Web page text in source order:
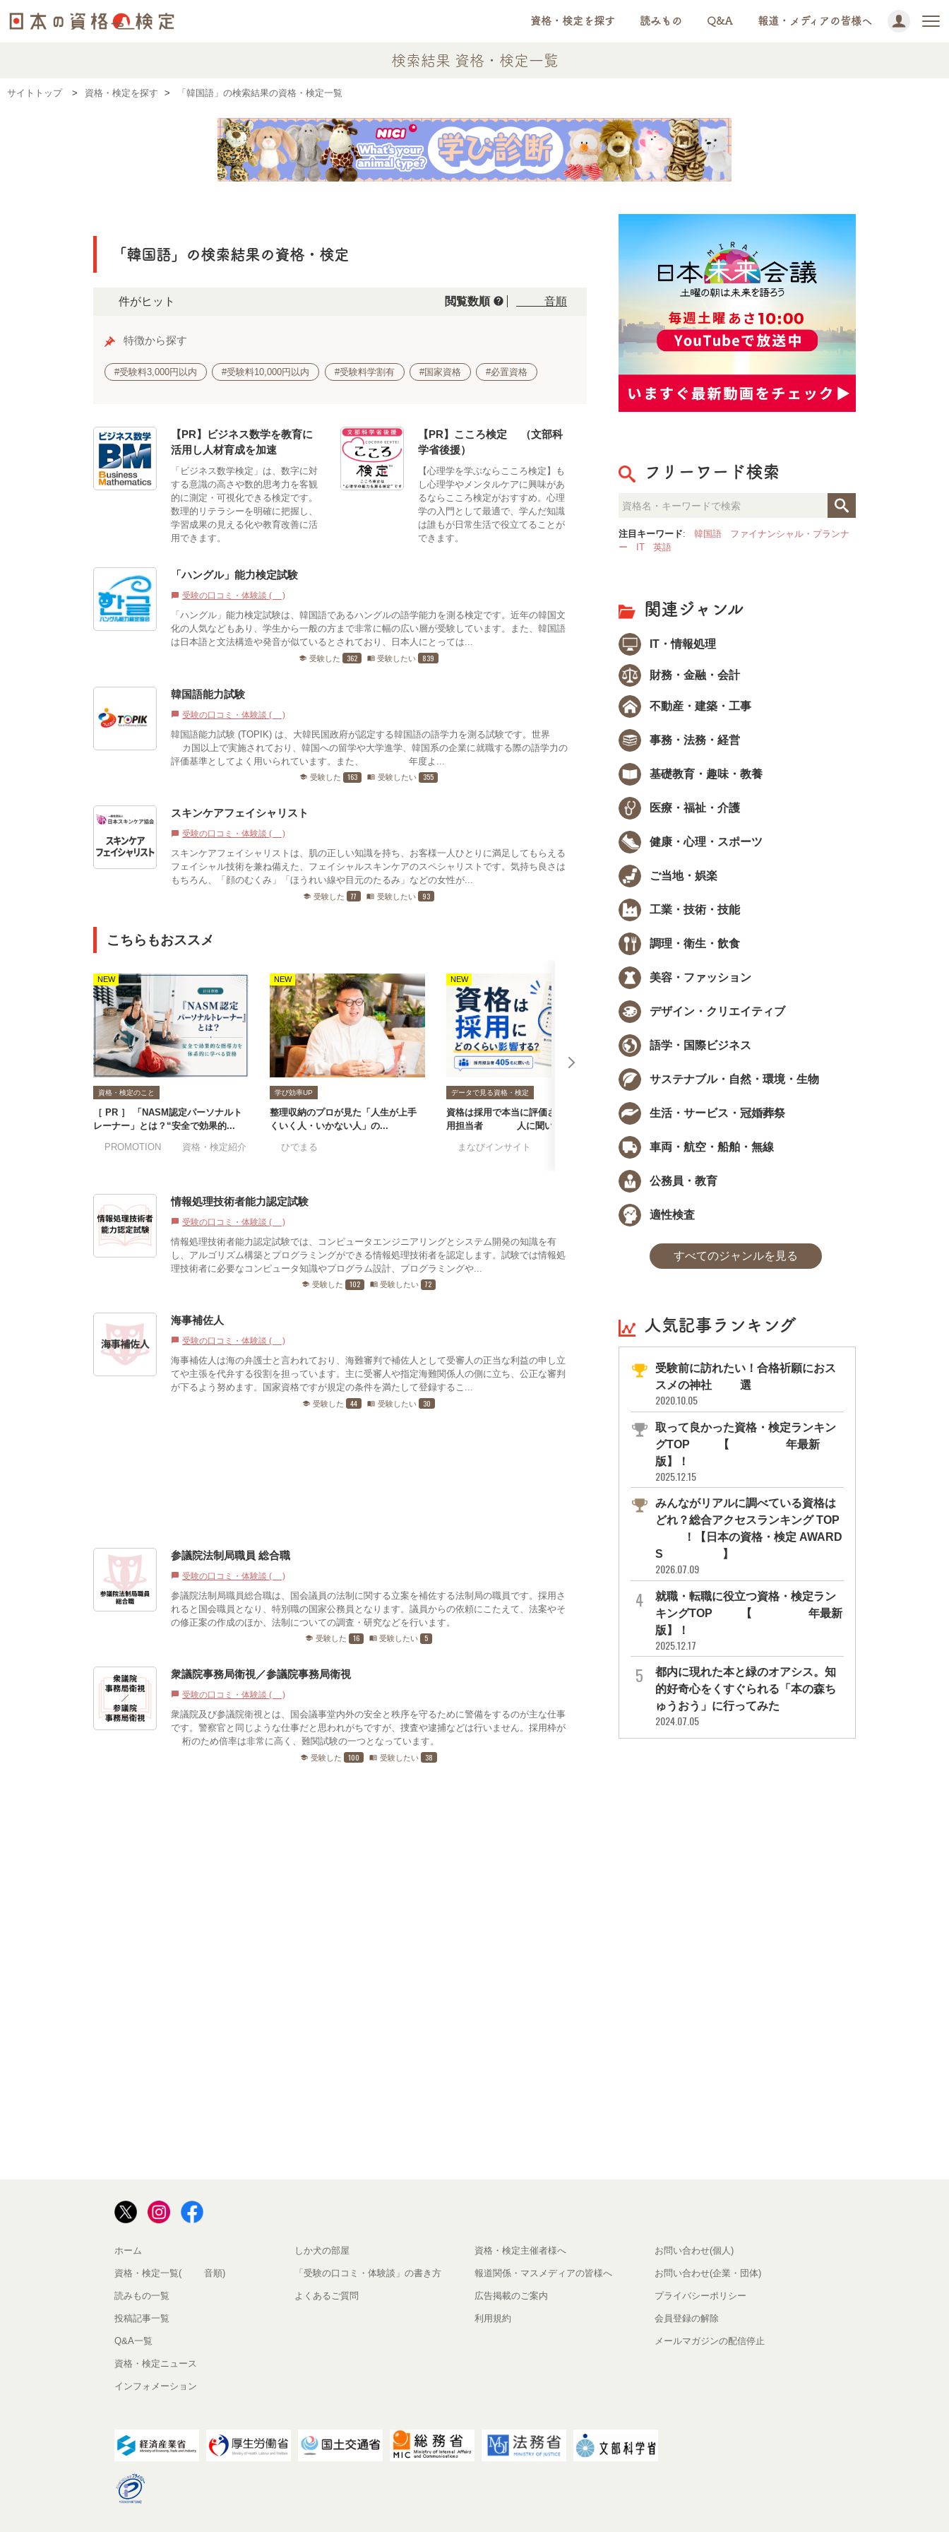
資格・検定を探す 読みもの Q&A 報道・メディアの皆様へ
検索結果 資格・検定一覧
サイトトップ 資格・検定を探す 「韓国語」の検索結果の資格・検定一覧
「韓国語」の検索結果の資格・検定
7件がヒット 閲覧数順 help 50音順
特徴から探す
#受験料3,000円以内 #受験料10,000円以内 #受験料学割有 #国家資格 #必置資格
【PR】ビジネス数学を教育に
活用し人材育成を加速
「ビジネス数学検定」は、数字に対
する意識の高さや数的思考力を客観
的に測定・可視化できる検定です。
数理的リテラシーを明確に把握し、
学習成果の見える化や教育改善に活
用できます。
【PR】こころ検定®（文部科
学省後援）
【心理学を学ぶならこころ検定】も
し心理学やメンタルケアに興味があ
るならこころ検定がおすすめ。心理
学の入門として最適で、学んだ知識
は誰もが日常生活で役立てることが
できます。
「ハングル」能力検定試験
chat_bubble 受験の口コミ・体験談 (2)
「ハングル」能力検定試験は、韓国語であるハングルの語学能力を測る検定です。近年の韓国文
化の人気などもあり、学生から一般の方まで非常に幅の広い層が受験しています。また、韓国語
は日本語と文法構造や発音が似ているとされており、日本人にとっては...
school 受験した 362 menu_book 受験したい 839
韓国語能力試験
chat_bubble 受験の口コミ・体験談 (3)
韓国語能力試験 (TOPIK) は、大韓民国政府が認定する韓国語の語学力を測る試験です。世界7
0カ国以上で実施されており、韓国への留学や大学進学、韓国系の企業に就職する際の語学力の
評価基準としてよく用いられています。また、2016年度よ...
school 受験した 163 menu_book 受験したい 355
スキンケアフェイシャリスト
chat_bubble 受験の口コミ・体験談 (0)
スキンケアフェイシャリストは、肌の正しい知識を持ち、お客様一人ひとりに満足してもらえる
フェイシャル技術を兼ね備えた、フェイシャルスキンケアのスペシャリストです。気持ち良さは
もちろん、「顔のむくみ」「ほうれい線や目元のたるみ」などの女性が...
school 受験した 77 menu_book 受験したい 93
こちらもおススメ
NEW
資格・検定のこと
［ PR ］ 「NASM認定パーソナルト
レーナー」とは？“安全で効果的...
#PROMOTION
#資格・検定紹介
NEW
学び効率UP
整理収納のプロが見た「人生が上手
くいく人・いかない人」の...
#ひでまる
NEW
データで見る資格・検定
資格は採用で本当に評価される？採
用担当者405人に聞いた...
#まなびインサイト
#採用担当者に聞いた #モチベーション #アンケート
NEW
データで見る資格・検定
転職で資格は武器になる？採用担当
者405人に聞いた、資格...
#まなびインサイト
#採用担当者に聞いた
情報処理技術者能力認定試験
chat_bubble 受験の口コミ・体験談 (0)
情報処理技術者能力認定試験では、コンピュータエンジニアリングとシステム開発の知識を有
し、アルゴリズム構築とプログラミングができる情報処理技術者を認定します。試験では情報処
理技術者に必要なコンピュータ知識やプログラム設計、プログラミングや...
school 受験した 102 menu_book 受験したい 72
海事補佐人
chat_bubble 受験の口コミ・体験談 (0)
海事補佐人は海の弁護士と言われており、海難審判で補佐人として受審人の正当な利益の申し立
てや主張を代弁する役割を担っています。主に受審人や指定海難関係人の側に立ち、公正な審判
が下るよう努めます。国家資格ですが規定の条件を満たして登録するこ...
school 受験した 44 menu_book 受験したい 30
参議院法制局職員 総合職
chat_bubble 受験の口コミ・体験談 (0)
参議院法制局職員総合職は、国会議員の法制に関する立案を補佐する法制局の職員です。採用さ
れると国会職員となり、特別職の国家公務員となります。議員からの依頼にこたえて、法案やそ
の修正案の作成のほか、法制についての調査・研究などを行います。
school 受験した 16 menu_book 受験したい 5
衆議院事務局衛視／参議院事務局衛視
chat_bubble 受験の口コミ・体験談 (0)
衆議院及び参議院衛視とは、国会議事堂内外の安全と秩序を守るために警備をするのが主な仕事
です。警察官と同じような仕事だと思われがちですが、捜査や逮捕などは行いません。採用枠が
1桁のため倍率は非常に高く、難関試験の一つとなっています。
school 受験した 100 menu_book 受験したい 38
フリーワード検索
注目キーワード: 韓国語
ファイナンシャル・プランナ
ー
IT 英語
関連ジャンル
IT・情報処理
財務・金融・会計
不動産・建築・工事
事務・法務・経営
基礎教育・趣味・教養
医療・福祉・介護
健康・心理・スポーツ
ご当地・娯楽
工業・技術・技能
調理・衛生・飲食
美容・ファッション
デザイン・クリエイティブ
語学・国際ビジネス
サステナブル・自然・環境・生物
生活・サービス・冠婚葬祭
車両・航空・船舶・無線
公務員・教育
適性検査
すべてのジャンルを見る
人気記事ランキング
受験前に訪れたい！合格祈願におス
スメの神社11選
2020.10.05
取って良かった資格・検定ランキン
グTOP10【2026年最新
版】！
2025.12.15
みんながリアルに調べている資格は
どれ？総合アクセスランキング TOP
10！【日本の資格・検定 AWARD
S 2026】
2026.07.09
就職・転職に役立つ資格・検定ラン
キングTOP30【2026年最新
版】！
2025.12.17
都内に現れた本と緑のオアシス。知
的好奇心をくすぐられる「本の森ち
ゅうおう」に行ってみた
2024.07.05
ホーム
資格・検定一覧(50音順)
読みもの一覧
投稿記事一覧
Q&A一覧
資格・検定ニュース
インフォメーション
しか犬の部屋
「受験の口コミ・体験談」の書き方
よくあるご質問
資格・検定主催者様へ
報道関係・マスメディアの皆様へ
広告掲載のご案内
利用規約
お問い合わせ(個人)
お問い合わせ(企業・団体)
プライバシーポリシー
会員登録の解除
メールマガジンの配信停止